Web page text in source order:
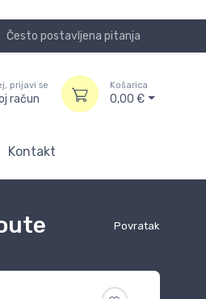
Često postavljena pitanja
prijavi se
račun
Košarica
0,00 €
Kontakt
Povratak